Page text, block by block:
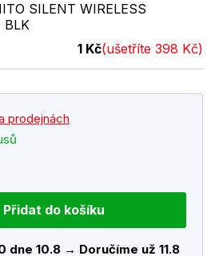
SILENT WIRELESS
BLK
1 Kč(ušetříte 398 Kč)
prodejnách
Přidat do košíku
dne 10.8 → Doručíme už 11.8